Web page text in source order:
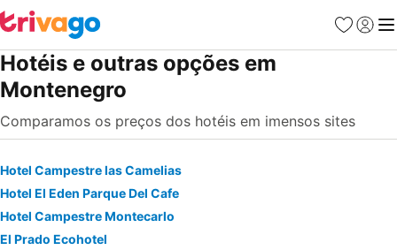
Favoritos
Iniciar
Hotéis e outras opções em
Montenegro
Comparamos os preços dos hotéis em imensos sites
Hotel Campestre las Camelias
Hotel El Eden Parque Del Cafe
Hotel Campestre Montecarlo
El Prado Ecohotel